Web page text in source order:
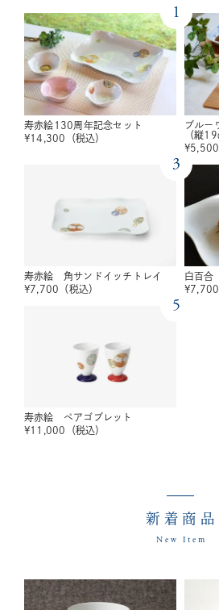
1
寿赤絵130周年記念セット
¥14,300 （税込）
ブルー
（縦
¥5,500
3
寿赤絵 角サンドイッチトレイ
¥7,700 （税込）
白百合
¥7,700
5
寿赤絵 ペアゴブレット
¥11,000 （税込）
新着商品
New Item